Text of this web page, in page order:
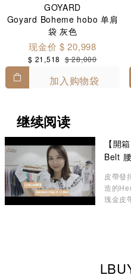
GOYARD
Goyard Boheme hobo 单肩
袋 灰色
现金价 $ 20,998
$ 21,518 $ 28,000
加入购物袋
继续阅读
【開
Belt
皮帶發
造的
瑰金皮